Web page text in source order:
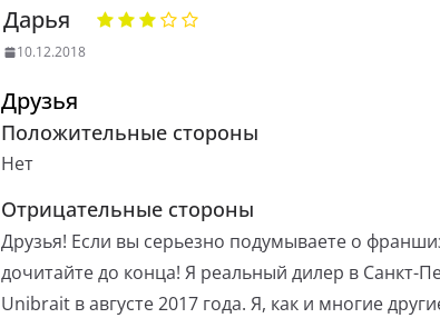
Дарья
10.12.2018
Друзья
Положительные стороны
Нет
Отрицательные стороны
Друзья! Если вы серьезно подумываете о
дочитайте до конца! Я реальный дилер в Санкт-
Unibrait в августе 2017 года. Я, как и многие